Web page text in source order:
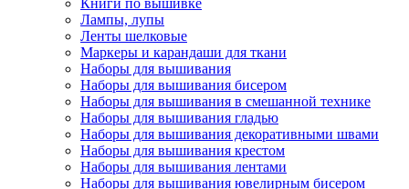
Книги по вышивке
Лампы, лупы
Ленты шелковые
Маркеры и карандаши для ткани
Наборы для вышивания
Наборы для вышивания бисером
Наборы для вышивания в смешанной технике
Наборы для вышивания гладью
Наборы для вышивания декоративными швами
Наборы для вышивания крестом
Наборы для вышивания лентами
Наборы для вышивания ювелирным бисером